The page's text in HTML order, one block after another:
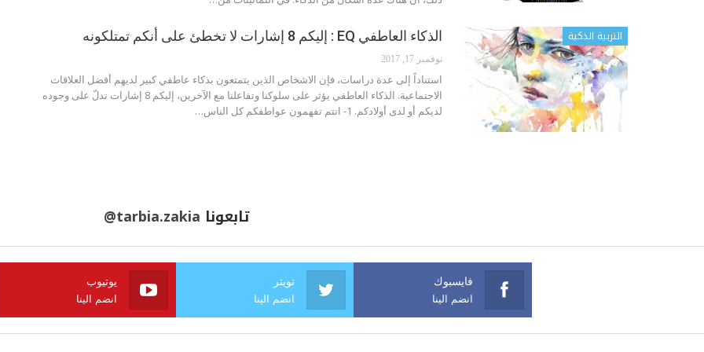
التربية الذكية الذكاء العاطفي EQ : إليكم 8 إشارات لا تخطئ على أنكم تمتلكونه
نوفمبر 17, 2017
استناداً إلى عدة دراسات، فإن الاشخاص الذين يتمتعون بذكاء عاطفي كبير لديهم أفضل العلاقات
الاجتماعية. الذكاء العاطفي يؤثر على سلوكنا وتفاعلنا مع الآخرين، إليكم 8 إشارات تدلّ على وجوده
لديكم أو لدى أولادكم. 1- انتم تفهمون عواطفكم كل الناس…
تابعونا @tarbia.zakia
فايسبوك
انضم الينا
تويتر
انضم الينا
يوتيوب
انضم الينا